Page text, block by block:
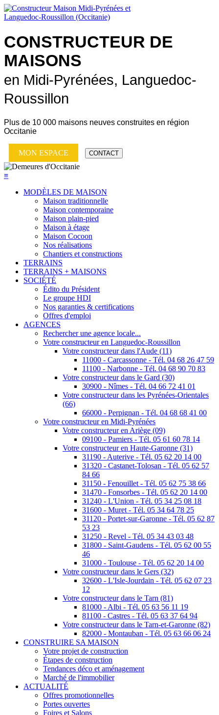
CONSTRUCTEUR DE
MAISONS
en Midi-Pyrénées, Languedoc-
Roussillon
Plus de 10 000 maisons neuves construites en région
Occitanie
MON ESPACE CONTACT
≡
MODÈLES DE MAISON
Maison traditionnelle
Maison contemporaine
Maison plain-pied
Maison à étage
Maison Cocoon
Nos réalisations
Chantiers et constructions
TERRAINS
TERRAINS + MAISONS
SOCIÉTÉ
Édito du Président
Le groupe HDI
Nos garanties & certifications
Offres d'emploi
AGENCES
Rechercher une agence locale...
Votre constructeur en Languedoc-Roussillon
Votre constructeur dans l'Aude (11)
11000 - Carcassonne - Tél. 04 68 26 47 59
11100 - Narbonne - Tél. 04 68 90 70 83
Votre constructeur dans le Gard (30)
30900 - Nîmes - Tél. 04 66 72 41 01
Votre constructeur dans les Pyrénées-Orientales
(66)
66000 - Perpignan - Tél. 04 68 68 41 00
Votre constructeur en Midi-Pyrénées
Votre constructeur en Ariège (09)
09100 - Pamiers - Tél. 05 61 60 78 14
Votre constructeur en Haute-Garonne (31)
31190 - Auterive - Tél. 05 62 20 14 00
31320 - Castanet-Tolosan - Tél. 05 62 57
84 66
31150 - Fenouillet - Tél. 05 62 75 38 66
31470 - Fonsorbes - Tél. 05 62 20 14 00
31240 - L'Union - Tél. 05 34 25 08 18
31600 - Muret - Tél. 05 34 64 78 25
31120 - Portet-sur-Garonne - Tél. 05 62 87
53 23
31250 - Revel - Tél. 05 34 43 03 48
31800 - Saint-Gaudens - Tél. 05 62 00 55
46
31000 - Toulouse - Tél. 05 62 20 14 00
Votre constructeur dans le Gers (32)
32600 - L'Isle-Jourdain - Tél. 05 62 07 23
12
Votre constructeur dans le Tarn (81)
81000 - Albi - Tél. 05 63 56 11 19
81100 - Castres - Tél. 05 63 37 64 94
Votre constructeur dans le Tarn-et-Garonne (82)
82000 - Montauban - Tél. 05 63 66 06 24
CONSTRUIRE SA MAISON
Votre projet de construction
Étapes de construction
Tendances déco et aménagement
Marché de l'immobilier
ACTUALITÉ
Offres promotionnelles
Portes ouvertes
Foires et Salons